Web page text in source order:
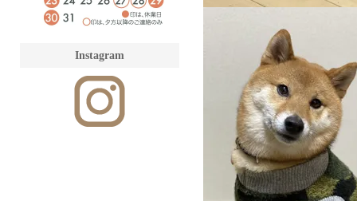
Instagram